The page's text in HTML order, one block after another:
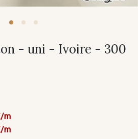
- uni - Ivoire - 300
m
m